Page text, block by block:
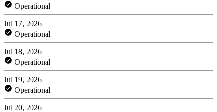
Operational
Jul 17, 2026
Operational
Jul 18, 2026
Operational
Jul 19, 2026
Operational
Jul 20, 2026